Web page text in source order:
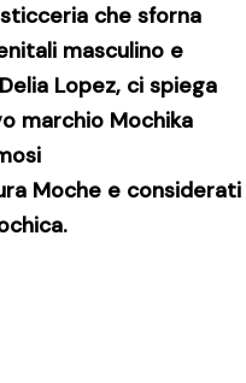
che sforna
masculino e
Lopez, ci spiega
marchio Mochika
Moche e